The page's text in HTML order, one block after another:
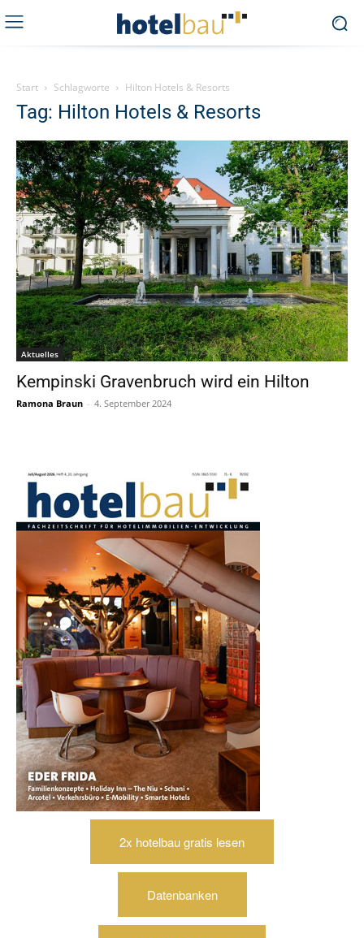
Start Schlagworte Hilton Hotels & Resorts
Tag: Hilton Hotels & Resorts
Aktuelles
Kempinski Gravenbruch wird ein Hilton
Ramona Braun - 4. September 2024
2x hotelbau gratis lesen
Datenbanken